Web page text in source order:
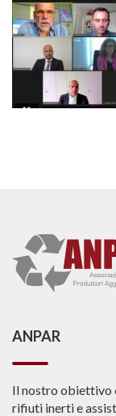
ANPAR
Il nostro obiettivo
rifiuti inerti e